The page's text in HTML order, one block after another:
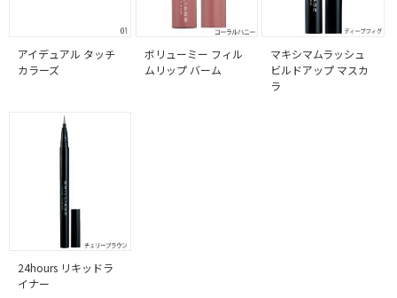
アイデュアル タッチ
カラーズ
ボリューミー フィル
ムリップ バーム
マキシマムラッシュ
ビルドアップ マスカ
ラ
24hours リキッドラ
イナー